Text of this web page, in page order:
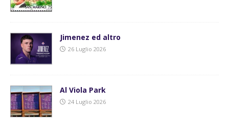
Jimenez ed altro
26 Luglio 2026
Al Viola Park
24 Luglio 2026